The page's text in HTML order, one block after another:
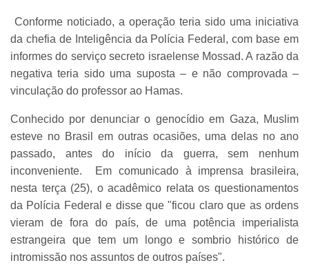
Conforme noticiado, a operação teria sido uma iniciativa
da chefia de Inteligência da Polícia Federal, com base em
informes do serviço secreto israelense Mossad. A razão da
negativa teria sido uma suposta – e não comprovada –
vinculação do professor ao Hamas.
Conhecido por denunciar o genocídio em Gaza, Muslim
esteve no Brasil em outras ocasiões, uma delas no ano
passado, antes do início da guerra, sem nenhum
inconveniente. Em comunicado à imprensa brasileira,
nesta terça (25), o acadêmico relata os questionamentos
da Polícia Federal e disse que "ficou claro que as ordens
vieram de fora do país, de uma potência imperialista
estrangeira que tem um longo e sombrio histórico de
intromissão nos assuntos de outros países".